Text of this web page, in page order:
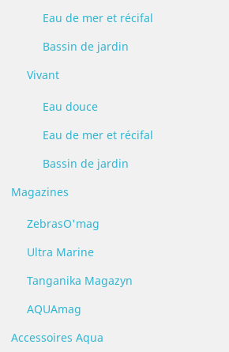
Eau de mer et récifal
Bassin de jardin
Vivant
Eau douce
Eau de mer et récifal
Bassin de jardin
Magazines
ZebrasO'mag
Ultra Marine
Tanganika Magazyn
AQUAmag
Accessoires Aqua